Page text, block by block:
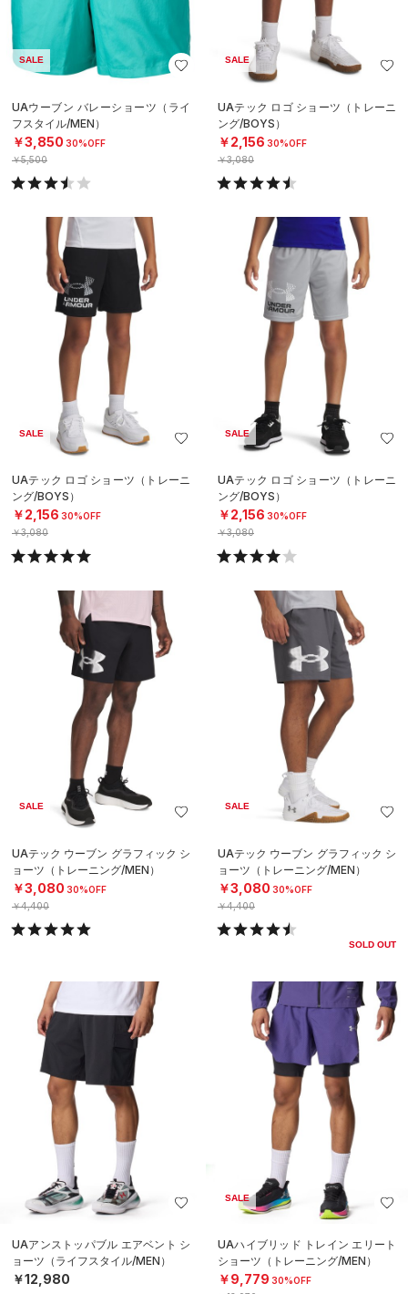
SALE
UAウーブン バレーショーツ（ライ
フスタイル/MEN）
￥3,850 30%OFF
￥5,500
SALE
UAテック ロゴ ショーツ（トレーニ
ング/BOYS）
￥2,156 30%OFF
￥3,080
SALE
UAテック ロゴ ショーツ（トレーニ
ング/BOYS）
￥2,156 30%OFF
￥3,080
SALE
UAテック ロゴ ショーツ（トレーニ
ング/BOYS）
￥2,156 30%OFF
￥3,080
SALE
UAテック ウーブン グラフィック シ
ョーツ（トレーニング/MEN）
￥3,080 30%OFF
￥4,400
SALE
UAテック ウーブン グラフィック シ
ョーツ（トレーニング/MEN）
￥3,080 30%OFF
￥4,400
SOLD OUT
UAアンストッパブル エアベント シ
ョーツ（ライフスタイル/MEN）
￥12,980
SALE
UAハイブリッド トレイン エリート
ショーツ（トレーニング/MEN）
￥9,779 30%OFF